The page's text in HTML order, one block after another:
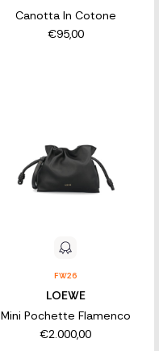
Canotta In Cotone
€95,00
FW26
LOEWE
Mini Pochette Flamenco
€2.000,00